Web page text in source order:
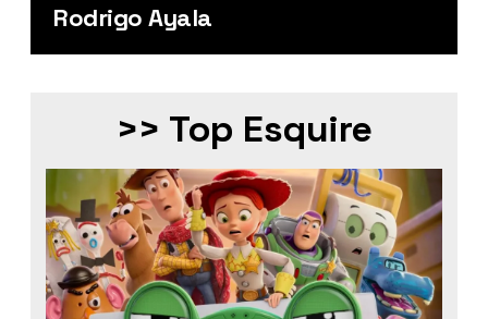
Rodrigo Ayala
>> Top Esquire